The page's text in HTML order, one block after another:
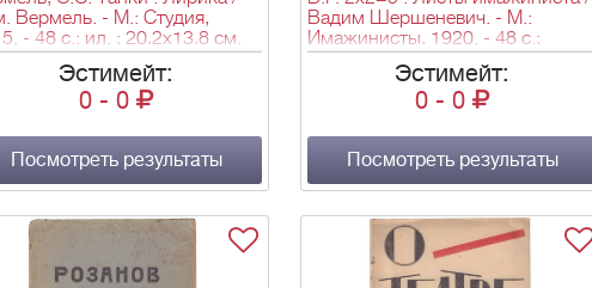
Вермель. - М.: Студия,
- 48 с.: ил. ; 20,2х13,8 см.
Эстимейт:
0 -0
Посмотреть результаты
Вадим Шершеневич. - М.:
Имажинисты, 1920. - 48 с.;
18,4х13,7 см.
Эстимейт:
0 -0
Посмотреть результаты